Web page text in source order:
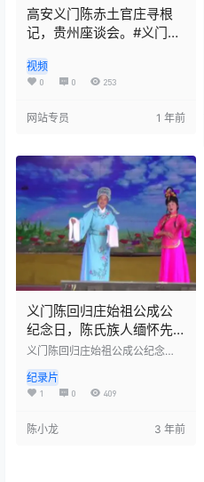
高安义门陈赤土官庄寻根
记，贵州座谈会。#义门陈
视频
0 0 253
网站专员 1 年前
义门陈回归庄始祖公成公
纪念日，陈氏族人缅怀先
祖，感恩家业
义门陈回归庄始祖公成公纪念
业。他们敬仰先祖的功德，传承
家族的优良传统，弘扬中华文
共同祭祖、聚餐、唱族歌等，增
强了家族凝聚力和认同感，也促
纪录片
1 0 409
陈小龙 3 年前